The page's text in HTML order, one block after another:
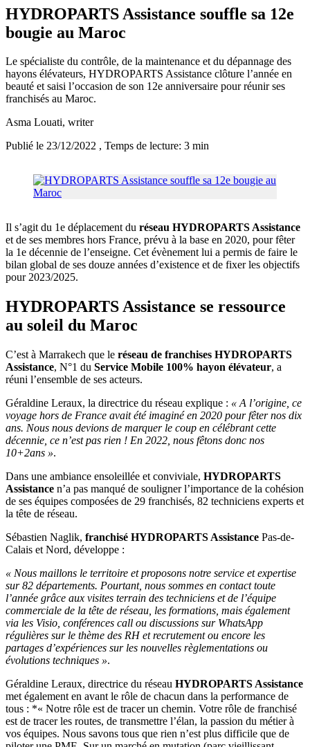
HYDROPARTS Assistance souffle sa 12e
bougie au Maroc
Le spécialiste du contrôle, de la maintenance et du dépannage des
hayons élévateurs, HYDROPARTS Assistance clôture l’année en
beauté et saisi l’occasion de son 12e anniversaire pour réunir ses
franchisés au Maroc.
Asma Louati, writer
Publié le 23/12/2022 , Temps de lecture: 3 min
Il s’agit du 1e déplacement du réseau HYDROPARTS Assistance
et de ses membres hors France, prévu à la base en 2020, pour fêter
la 1e décennie de l’enseigne. Cet évènement lui a permis de faire le
bilan global de ses douze années d’existence et de fixer les objectifs
pour 2023/2025.
HYDROPARTS Assistance se ressource
au soleil du Maroc
C’est à Marrakech que le réseau de franchises HYDROPARTS
Assistance, N°1 du Service Mobile 100% hayon élévateur, a
réuni l’ensemble de ses acteurs.
Géraldine Leraux, la directrice du réseau explique : « A l’origine, ce
voyage hors de France avait été imaginé en 2020 pour fêter nos dix
ans. Nous nous devions de marquer le coup en célébrant cette
décennie, ce n’est pas rien ! En 2022, nous fêtons donc nos
10+2ans ».
Dans une ambiance ensoleillée et conviviale, HYDROPARTS
Assistance n’a pas manqué de souligner l’importance de la cohésion
de ses équipes composées de 29 franchisés, 82 techniciens experts et
la tête de réseau.
Sébastien Naglik, franchisé HYDROPARTS Assistance Pas-de-
Calais et Nord, développe :
« Nous maillons le territoire et proposons notre service et expertise
sur 82 départements. Pourtant, nous sommes en contact toute
l’année grâce aux visites terrain des techniciens et de l’équipe
commerciale de la tête de réseau, les formations, mais également
via les Visio, conférences call ou discussions sur WhatsApp
régulières sur le thème des RH et recrutement ou encore les
partages d’expériences sur les nouvelles règlementations ou
évolutions techniques ».
Géraldine Leraux, directrice du réseau HYDROPARTS Assistance
met également en avant le rôle de chacun dans la performance de
tous : *« Notre rôle est de tracer un chemin. Votre rôle de franchisé
est de tracer les routes, de transmettre l’élan, la passion du métier à
vos équipes. Nous savons tous que rien n’est plus difficile que de